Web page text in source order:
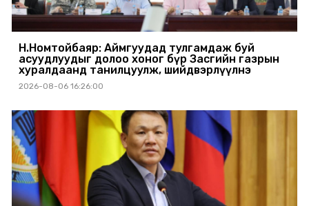
Н.Номтойбаяр: Аймгуудад тулгамдаж буй
асуудлуудыг долоо хоног бүр Засгийн газрын
хуралдаанд танилцуулж, шийдвэрлүүлнэ
2026-08-06 16:26:00